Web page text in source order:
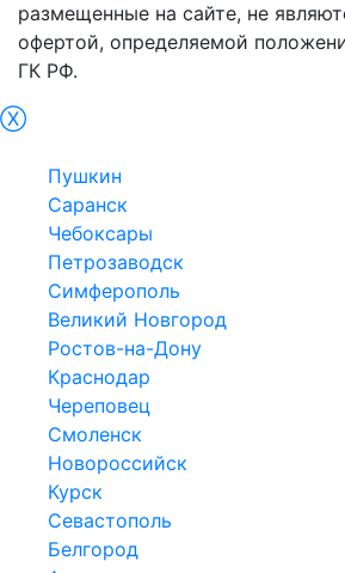
размещенные на сайте, не
офертой, определяемой
ГК РФ.
Ⓧ
Пушкин
Саранск
Чебоксары
Петрозаводск
Симферополь
Великий Новгород
Ростов-на-Дону
Краснодар
Череповец
Смоленск
Новороссийск
Курск
Севастополь
Белгород